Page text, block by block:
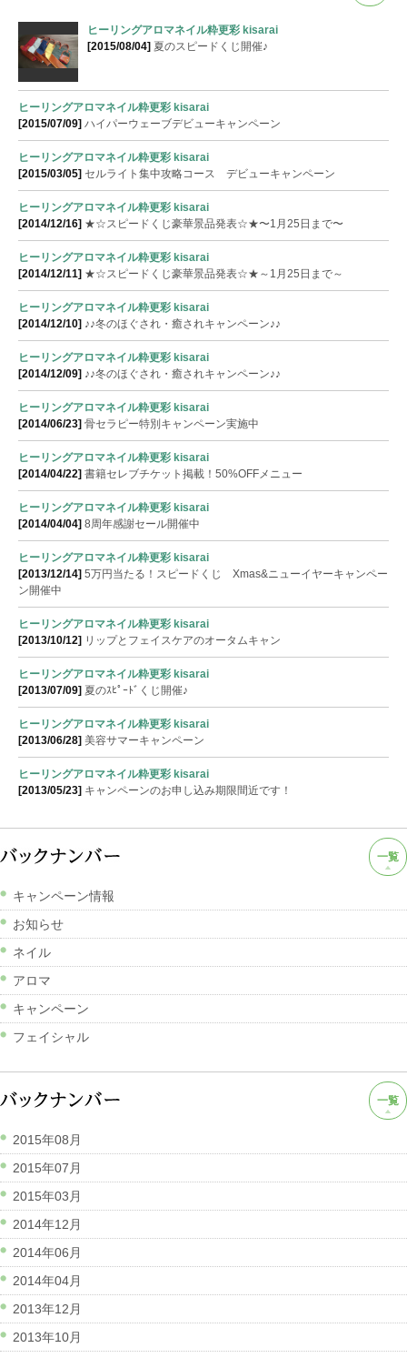
ヒーリングアロマネイル粋更彩 kisarai
[2015/08/04] 夏のスピードくじ開催♪
ヒーリングアロマネイル粋更彩 kisarai
[2015/07/09] ハイパーウェーブデビューキャンペーン
ヒーリングアロマネイル粋更彩 kisarai
[2015/03/05] セルライト集中攻略コース デビューキャンペーン
ヒーリングアロマネイル粋更彩 kisarai
[2014/12/16] ★☆スピードくじ豪華景品発表☆★〜1月25日まで〜
ヒーリングアロマネイル粋更彩 kisarai
[2014/12/11] ★☆スピードくじ豪華景品発表☆★～1月25日まで～
ヒーリングアロマネイル粋更彩 kisarai
[2014/12/10] ♪♪冬のほぐされ・癒されキャンペーン♪♪
ヒーリングアロマネイル粋更彩 kisarai
[2014/12/09] ♪♪冬のほぐされ・癒されキャンペーン♪♪
ヒーリングアロマネイル粋更彩 kisarai
[2014/06/23] 骨セラピー特別キャンペーン実施中
ヒーリングアロマネイル粋更彩 kisarai
[2014/04/22] 書籍セレブチケット掲載！50%OFFメニュー
ヒーリングアロマネイル粋更彩 kisarai
[2014/04/04] 8周年感謝セール開催中
ヒーリングアロマネイル粋更彩 kisarai
[2013/12/14] 5万円当たる！スピードくじ Xmas&ニューイヤーキャンペー
ン開催中
ヒーリングアロマネイル粋更彩 kisarai
[2013/10/12] リップとフェイスケアのオータムキャン
ヒーリングアロマネイル粋更彩 kisarai
[2013/07/09] 夏のｽﾋﾟｰﾄﾞくじ開催♪
ヒーリングアロマネイル粋更彩 kisarai
[2013/06/28] 美容サマーキャンペーン
ヒーリングアロマネイル粋更彩 kisarai
[2013/05/23] キャンペーンのお申し込み期限間近です！
一覧
キャンペーン情報
お知らせ
ネイル
アロマ
キャンペーン
フェイシャル
一覧
2015年08月
2015年07月
2015年03月
2014年12月
2014年06月
2014年04月
2013年12月
2013年10月